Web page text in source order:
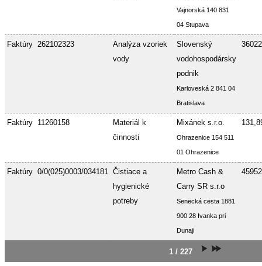
Vajnorská 140 831
04 Stupava
Faktúry 262102323
Analýza vzoriek
vody
Slovenský
vodohospodársky
podnik
Karloveská 2 841 04
Bratislava
Faktúry 11260158
Materiál k
činnosti
Mixánek s.r.o.
Ohrazenice 154 511
01 Ohrazenice
Faktúry 0/0(025)0003/034181 Čistiace a
hygienické
potreby
Metro Cash &
Carry SR s.r.o
Senecká cesta 1881
900 28 Ivanka pri
Dunaji
1 / 227